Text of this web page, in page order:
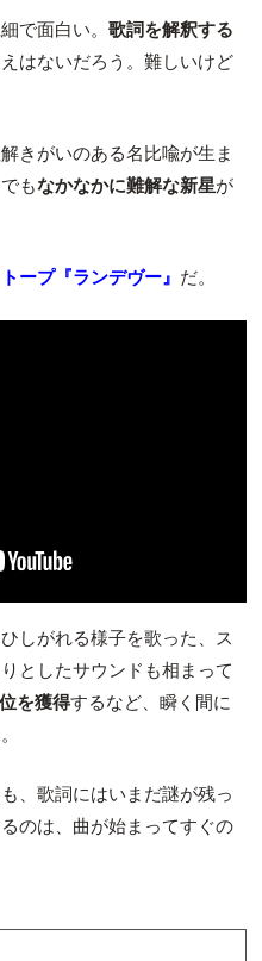
で面白い。 歌詞を解釈する
はないだろう。難しいけど
きがいのある名比喩が生ま
もなかなかに難解な新星が
ープ『ランデヴー』 だ。
しがれる様子を歌った、ス
としたサウンドも相まって
を獲得するなど、瞬く間に
、歌詞にはいまだ謎が残っ
のは、曲が始まってすぐの